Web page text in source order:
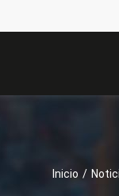
Inicio /